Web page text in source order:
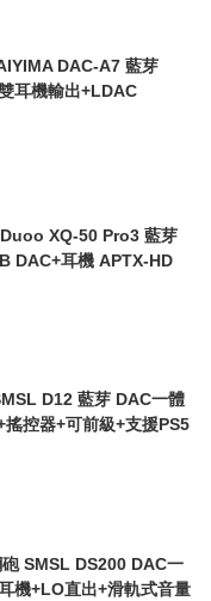
DAC-A7 藍芽
耳機輸出+LDAC
XQ-50 Pro3 藍芽
DAC+耳機 APTX-HD
D12 藍芽 DAC一體
控器+可前級+支援PS5
SMSL DS200 DAC一
機+LO直出+滑軌式音量